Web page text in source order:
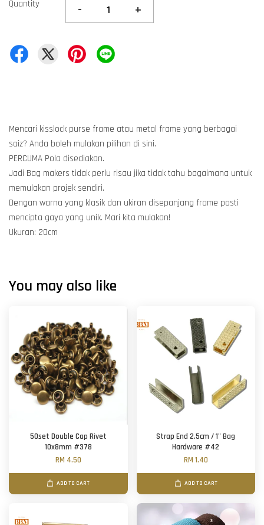
Quantity - +
Mencari kisslock purse frame atau metal frame yang berbagai
saiz? Anda boleh mulakan pilihan di sini.
PERCUMA Pola disediakan.
Jadi Bag makers tidak perlu risau jika tidak tahu bagaimana untuk
memulakan projek sendiri.
Dengan warna yang klasik dan ukiran disepanjang frame pasti
mencipta gaya yang unik. Mari kita mulakan!
Ukuran: 20cm
You may also like
50set Double Cap Rivet
10x8mm #378
RM 4.50
ADD TO CART
Strap End 2.5cm / 1" Bag
Hardware #42
RM 1.40
ADD TO CART